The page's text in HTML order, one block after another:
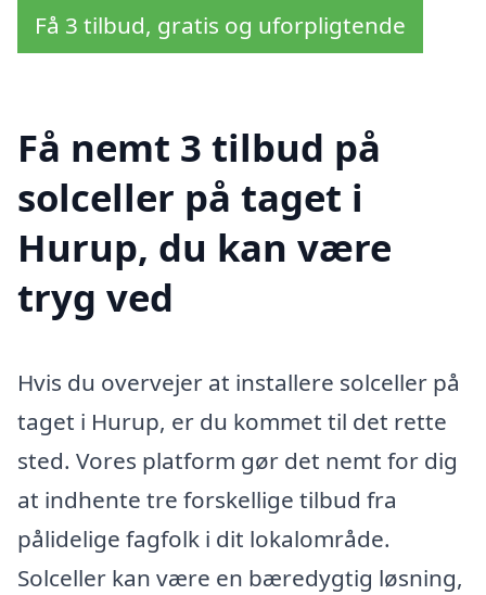
Få 3 tilbud, gratis og uforpligtende
Få nemt 3 tilbud på
solceller på taget i
Hurup, du kan være
tryg ved
Hvis du overvejer at installere solceller på
taget i Hurup, er du kommet til det rette
sted. Vores platform gør det nemt for dig
at indhente tre forskellige tilbud fra
pålidelige fagfolk i dit lokalområde.
Solceller kan være en bæredygtig løsning,